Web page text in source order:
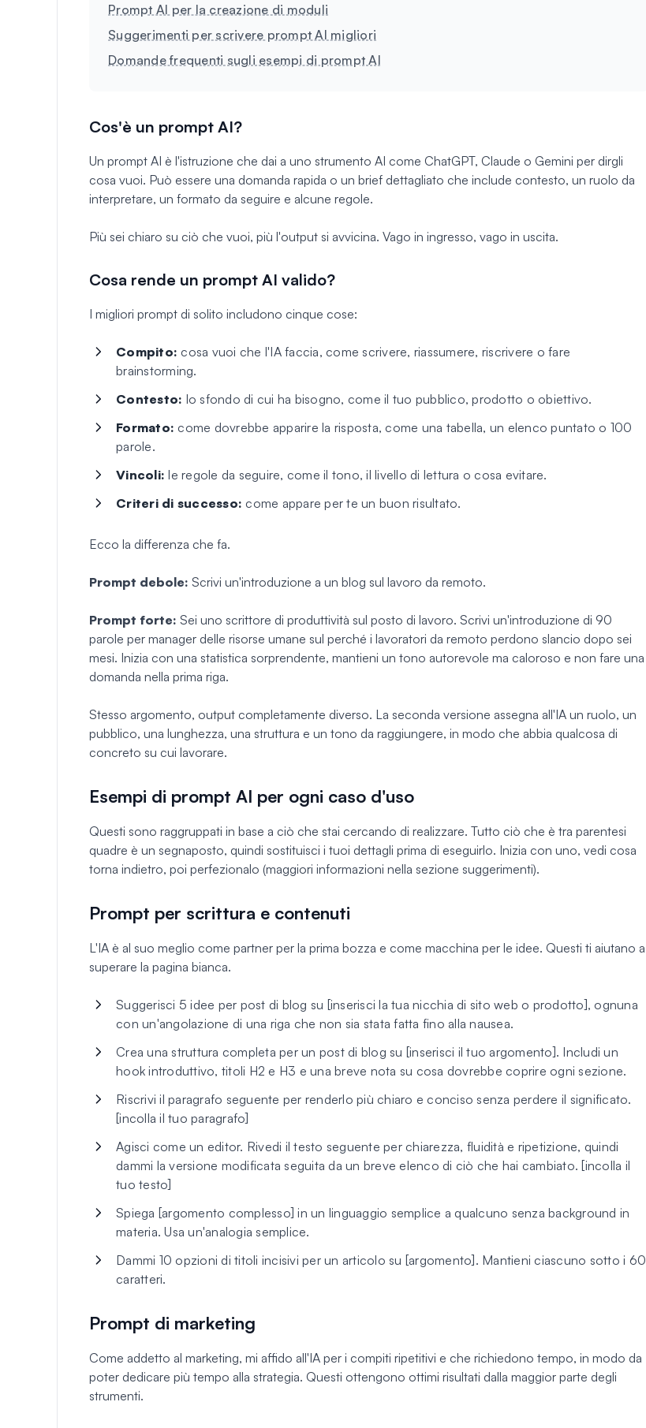
Prompt AI per la creazione di moduli
Suggerimenti per scrivere prompt AI migliori
Domande frequenti sugli esempi di prompt AI
Cos'è un prompt AI?
Un prompt AI è l'istruzione che dai a uno strumento AI come ChatGPT, Claude o Gemini per dirgli
cosa vuoi. Può essere una domanda rapida o un brief dettagliato che include contesto, un ruolo da
interpretare, un formato da seguire e alcune regole.
Più sei chiaro su ciò che vuoi, più l'output si avvicina. Vago in ingresso, vago in uscita.
Cosa rende un prompt AI valido?
I migliori prompt di solito includono cinque cose:
Compito: cosa vuoi che l'IA faccia, come scrivere, riassumere, riscrivere o fare
brainstorming.
Contesto: lo sfondo di cui ha bisogno, come il tuo pubblico, prodotto o obiettivo.
Formato: come dovrebbe apparire la risposta, come una tabella, un elenco puntato o 100
parole.
Vincoli: le regole da seguire, come il tono, il livello di lettura o cosa evitare.
Criteri di successo: come appare per te un buon risultato.
Ecco la differenza che fa.
Prompt debole: Scrivi un'introduzione a un blog sul lavoro da remoto.
Prompt forte: Sei uno scrittore di produttività sul posto di lavoro. Scrivi un'introduzione di 90
parole per manager delle risorse umane sul perché i lavoratori da remoto perdono slancio dopo sei
mesi. Inizia con una statistica sorprendente, mantieni un tono autorevole ma caloroso e non fare una
domanda nella prima riga.
Stesso argomento, output completamente diverso. La seconda versione assegna all'IA un ruolo, un
pubblico, una lunghezza, una struttura e un tono da raggiungere, in modo che abbia qualcosa di
concreto su cui lavorare.
Esempi di prompt AI per ogni caso d'uso
Questi sono raggruppati in base a ciò che stai cercando di realizzare. Tutto ciò che è tra parentesi
quadre è un segnaposto, quindi sostituisci i tuoi dettagli prima di eseguirlo. Inizia con uno, vedi cosa
torna indietro, poi perfezionalo (maggiori informazioni nella sezione suggerimenti).
Prompt per scrittura e contenuti
L'IA è al suo meglio come partner per la prima bozza e come macchina per le idee. Questi ti aiutano a
superare la pagina bianca.
Suggerisci 5 idee per post di blog su [inserisci la tua nicchia di sito web o prodotto], ognuna
con un'angolazione di una riga che non sia stata fatta fino alla nausea.
Crea una struttura completa per un post di blog su [inserisci il tuo argomento]. Includi un
hook introduttivo, titoli H2 e H3 e una breve nota su cosa dovrebbe coprire ogni sezione.
Riscrivi il paragrafo seguente per renderlo più chiaro e conciso senza perdere il significato.
[incolla il tuo paragrafo]
Agisci come un editor. Rivedi il testo seguente per chiarezza, fluidità e ripetizione, quindi
dammi la versione modificata seguita da un breve elenco di ciò che hai cambiato. [incolla il
tuo testo]
Spiega [argomento complesso] in un linguaggio semplice a qualcuno senza background in
materia. Usa un'analogia semplice.
Dammi 10 opzioni di titoli incisivi per un articolo su [argomento]. Mantieni ciascuno sotto i 60
caratteri.
Prompt di marketing
Come addetto al marketing, mi affido all'IA per i compiti ripetitivi e che richiedono tempo, in modo da
poter dedicare più tempo alla strategia. Questi ottengono ottimi risultati dalla maggior parte degli
strumenti.